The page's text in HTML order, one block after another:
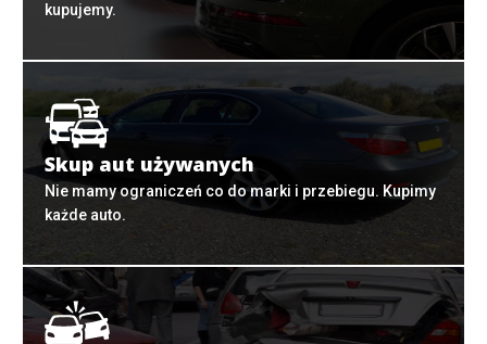
kupujemy.
Skup aut używanych
Nie mamy ograniczeń co do marki i przebiegu. Kupimy
każde auto.